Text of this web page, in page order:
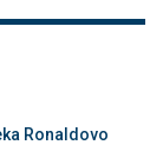
Ronaldovo